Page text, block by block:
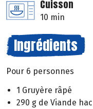
Cuisson
10 min
Ingrédients
Pour 6 personnes
1 Gruyère râpé
290 g de Viande